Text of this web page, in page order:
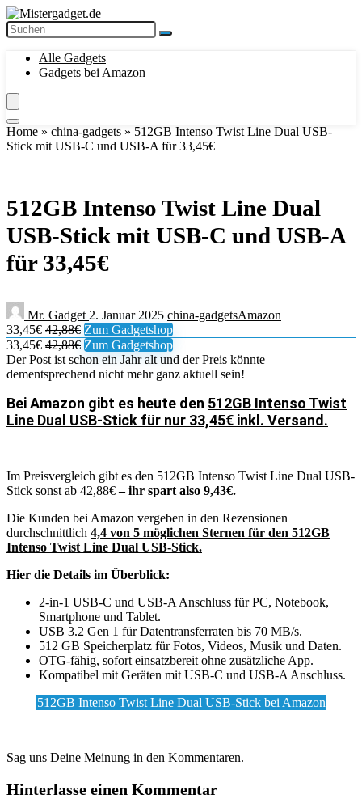
Alle Gadgets
Gadgets bei Amazon
Home » china-gadgets » 512GB Intenso Twist Line Dual USB-
Stick mit USB-C und USB-A für 33,45€
512GB Intenso Twist Line Dual
USB-Stick mit USB-C und USB-A
für 33,45€
Mr. Gadget 2. Januar 2025 china-gadgetsAmazon
33,45€ 42,88€ Zum Gadgetshop
33,45€ 42,88€ Zum Gadgetshop
Der Post ist schon ein Jahr alt und der Preis könnte
dementsprechend nicht mehr ganz aktuell sein!
Bei Amazon gibt es heute den 512GB Intenso Twist
Line Dual USB-Stick für nur 33,45€ inkl. Versand.
Im Preisvergleich gibt es den 512GB Intenso Twist Line Dual USB-
Stick sonst ab 42,88€– ihr spart also 9,43€.
Die Kunden bei Amazon vergeben in den Rezensionen
durchschnittlich 4,4 von 5 möglichen Sternen für den 512GB
Intenso Twist Line Dual USB-Stick.
Hier die Details im Überblick:
2-in-1 USB-C und USB-A Anschluss für PC, Notebook,
Smartphone und Tablet.
USB 3.2 Gen 1 für Datentransferraten bis 70 MB/s.
512 GB Speicherplatz für Fotos, Videos, Musik und Daten.
OTG-fähig, sofort einsatzbereit ohne zusätzliche App.
Kompatibel mit Geräten mit USB-C und USB-A Anschluss.
512GB Intenso Twist Line Dual USB-Stick bei Amazon
Sag uns Deine Meinung in den Kommentaren.
Hinterlasse einen Kommentar